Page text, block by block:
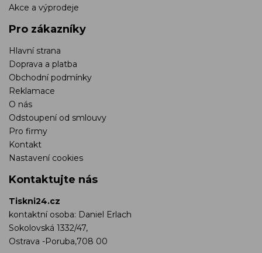
Akce a výprodeje
Pro zákazníky
Hlavní strana
Doprava a platba
Obchodní podmínky
Reklamace
O nás
Odstoupení od smlouvy
Pro firmy
Kontakt
Nastavení cookies
Kontaktujte nás
Tiskni24.cz
kontaktní osoba: Daniel Erlach
Sokolovská 1332/47,
Ostrava -Poruba,708 00